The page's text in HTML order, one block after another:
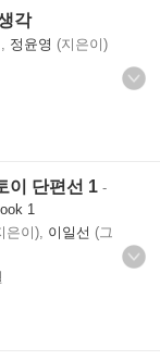
각
정윤영 (지은이)
이 단편선 1 -
1
은이), 이일선 (그